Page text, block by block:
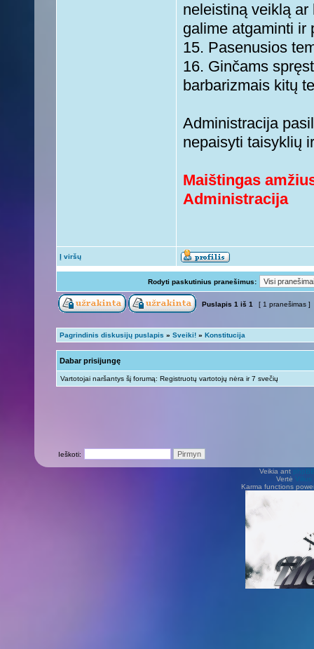
neleistiną veiklą
galime atgaminti ir
15. Pasenusios
16. Ginčams
barbarizmais kitų
Administracija
nepaisyti taisyklių
Maištingas
Administracija
Į viršų
Rodyti paskutinius pranešimus:
Puslapis 1 iš 1 [ 1 pranešimas ]
Pagrindinis diskusijų puslapis » Sveiki! » Konstitucija
Dabar prisijungę
Vartotojai naršantys šį forumą: Registruotų vartotojų nėra ir 7 svečių
Ieškoti:
Veikia ant
Vertė Vilius
Karma functions